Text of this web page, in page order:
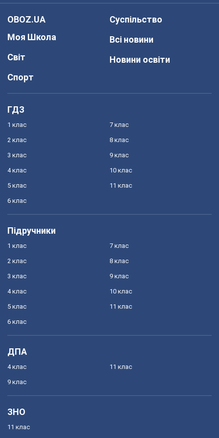
OBOZ.UA
Моя Школа
Світ
Спорт
Суспільство
Всі новини
Новини освіти
ГДЗ
1 клас
2 клас
3 клас
4 клас
5 клас
6 клас
7 клас
8 клас
9 клас
10 клас
11 клас
Підручники
1 клас
2 клас
3 клас
4 клас
5 клас
6 клас
7 клас
8 клас
9 клас
10 клас
11 клас
ДПА
4 клас
9 клас
11 клас
ЗНО
11 клас